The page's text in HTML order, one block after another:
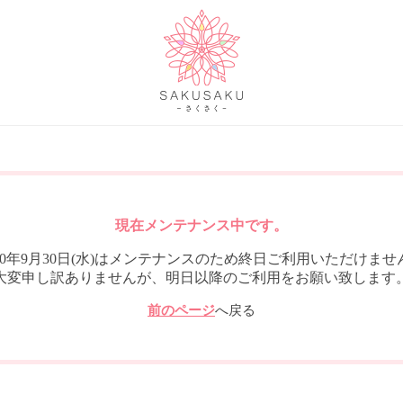
現在メンテナンス中です。
年9月30日(水)はメンテナンスのため終日ご利用いただけませ
変申し訳ありませんが、明日以降のご利用をお願い致します
前のページへ戻る